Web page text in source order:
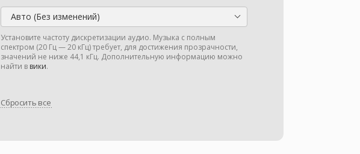
Авто (Без изменений)
Установите частоту дискретизации аудио. Музыка с полным
спектром (20 Гц — 20 кГц) требует, для достижения прозрачности,
значений не ниже 44,1 кГц. Дополнительную информацию можно
найти в вики.
Сбросить все